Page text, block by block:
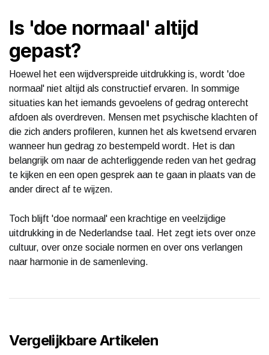
Is 'doe normaal' altijd
gepast?
Hoewel het een wijdverspreide uitdrukking is, wordt 'doe
normaal' niet altijd als constructief ervaren. In sommige
situaties kan het iemands gevoelens of gedrag onterecht
afdoen als overdreven. Mensen met psychische klachten of
die zich anders profileren, kunnen het als kwetsend ervaren
wanneer hun gedrag zo bestempeld wordt. Het is dan
belangrijk om naar de achterliggende reden van het gedrag
te kijken en een open gesprek aan te gaan in plaats van de
ander direct af te wijzen.
Toch blijft 'doe normaal' een krachtige en veelzijdige
uitdrukking in de Nederlandse taal. Het zegt iets over onze
cultuur, over onze sociale normen en over ons verlangen
naar harmonie in de samenleving.
Vergelijkbare Artikelen